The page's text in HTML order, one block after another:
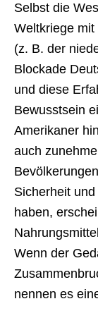
Selbst die
Weltkriege
(z. B. der
Blockade
und diese
Bewusstsein
Amerikaner
auch
Sicherheit
haben,
Wenn der
nennen es